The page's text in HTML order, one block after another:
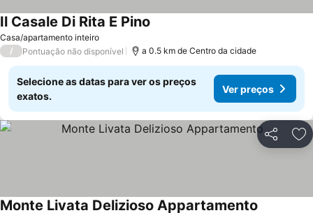
Casa/apartamento inteiro
Il Casale Di Rita E Pino
/ Pontuação não disponível a 0.5 km de Centro da cidade
Selecione as datas para ver os preços
exatos.
Ver preços
Partilhar
Monte Livata Delizioso Appartamento